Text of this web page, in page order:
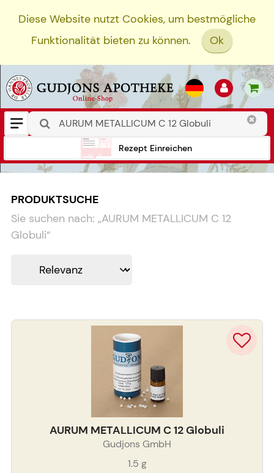
Diese Website nutzt Cookies, um bestmögliche
Funktionalität bieten zu können.
Ok
Rezept Einreichen
PRODUKTSUCHE
Sie suchen nach: „AURUM METALLICUM C 12
Globuli“
AURUM METALLICUM C 12 Globuli
Gudjons GmbH
1.5 g